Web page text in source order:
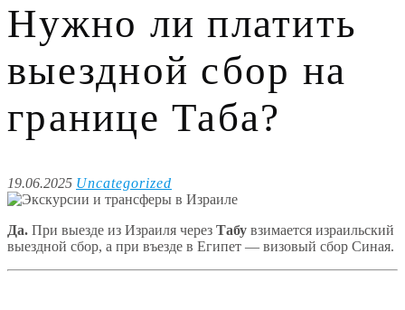
Нужно ли платить
выездной сбор на
границе Таба?
19.06.2025 Uncategorized
Да. При выезде из Израиля через Табу взимается израильский
выездной сбор, а при въезде в Египет — визовый сбор Синая.